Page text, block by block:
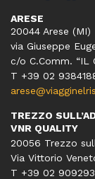
ARESE
20044 Arese (MI)
via Giuseppe
c/o C.Comm. “IL
T +39 02
TREZZO
VNR QUALITY
20056 Trezzo
Via Vittorio
T +39 02